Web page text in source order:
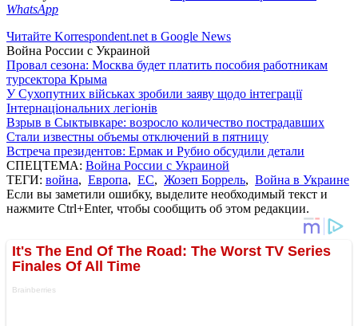
WhatsApp
Читайте Korrespondent.net в Google News
Война России с Украиной
Провал сезона: Москва будет платить пособия работникам
турсектора Крыма
У Сухопутних військах зробили заяву щодо інтеграції
Інтернаціональних легіонів
Взрыв в Сыктывкаре: возросло количество пострадавших
Стали известны объемы отключений в пятницу
Встреча президентов: Ермак и Рубио обсудили детали
СПЕЦТЕМА: Война России с Украиной
ТЕГИ: война, Европа, ЕС, Жозеп Боррель, Война в Украине
Если вы заметили ошибку, выделите необходимый текст и
нажмите Ctrl+Enter, чтобы сообщить об этом редакции.